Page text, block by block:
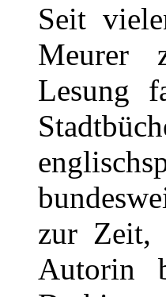
Seit
Meurer
Lesung
zur Zeit,
Autorin